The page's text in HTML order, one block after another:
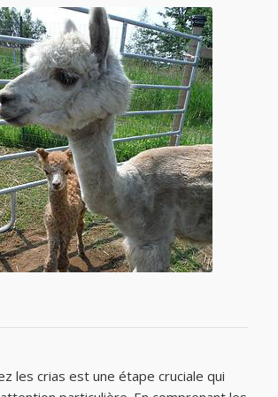
les crias est une étape cruciale qui